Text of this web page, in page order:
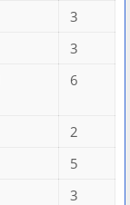
3
3
6
2
5
3